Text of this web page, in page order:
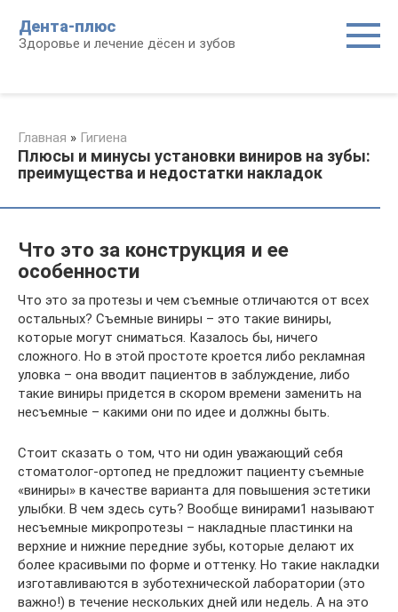
контенту
Дента-плюс
Здоровье и лечение дёсен и зубов
Главная » Гигиена
Плюсы и минусы установки виниров на зубы:
преимущества и недостатки накладок
Что это за конструкция и ее
особенности
Что это за протезы и чем съемные отличаются от всех
остальных? Съемные виниры – это такие виниры,
которые могут сниматься. Казалось бы, ничего
сложного. Но в этой простоте кроется либо рекламная
уловка – она вводит пациентов в заблуждение, либо
такие виниры придется в скором времени заменить на
несъемные – какими они по идее и должны быть.
Стоит сказать о том, что ни один уважающий себя
стоматолог-ортопед не предложит пациенту съемные
«виниры» в качестве варианта для повышения эстетики
улыбки. В чем здесь суть? Вообще винирами1 называют
несъемные микропротезы – накладные пластинки на
верхние и нижние передние зубы, которые делают их
более красивыми по форме и оттенку. Но такие накладки
изготавливаются в зуботехнической лаборатории (это
важно!) в течение нескольких дней или недель. А на это